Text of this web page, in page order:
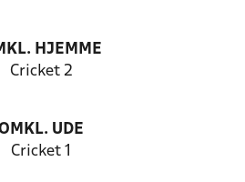
HJEMME
Cricket 2
UDE
Cricket 1